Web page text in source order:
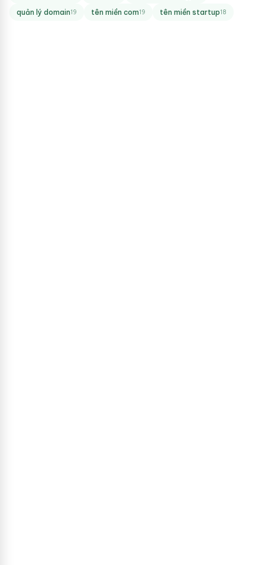
quản lý domain19 tên miền com19 tên miền startup18